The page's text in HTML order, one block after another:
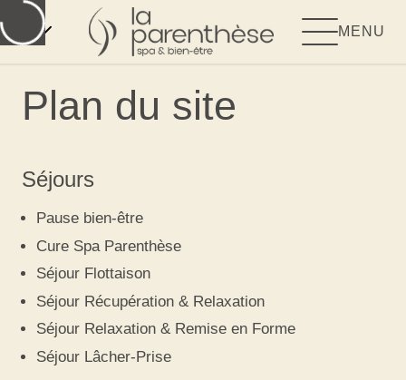
MENU
Plan du site
Séjours
Pause bien-être
Cure Spa Parenthèse
Séjour Flottaison
Séjour Récupération & Relaxation
Séjour Relaxation & Remise en Forme
Séjour Lâcher-Prise